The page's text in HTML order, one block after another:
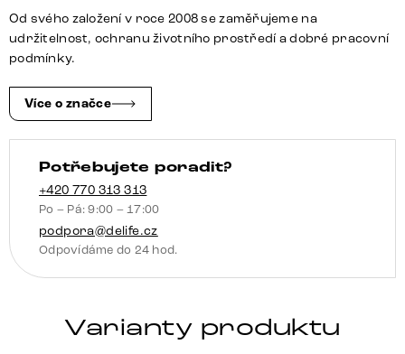
cm
keramika
Velio
kov
černá
množství
Od svého založení v roce 2008 se zaměřujeme na
udržitelnost, ochranu životního prostředí a dobré pracovní
podmínky.
Více o značce
Potřebujete poradit?
+420 770 313 313
Po – Pá: 9:00 – 17:00
podpora@delife.cz
Odpovídáme do 24 hod.
Varianty produktu